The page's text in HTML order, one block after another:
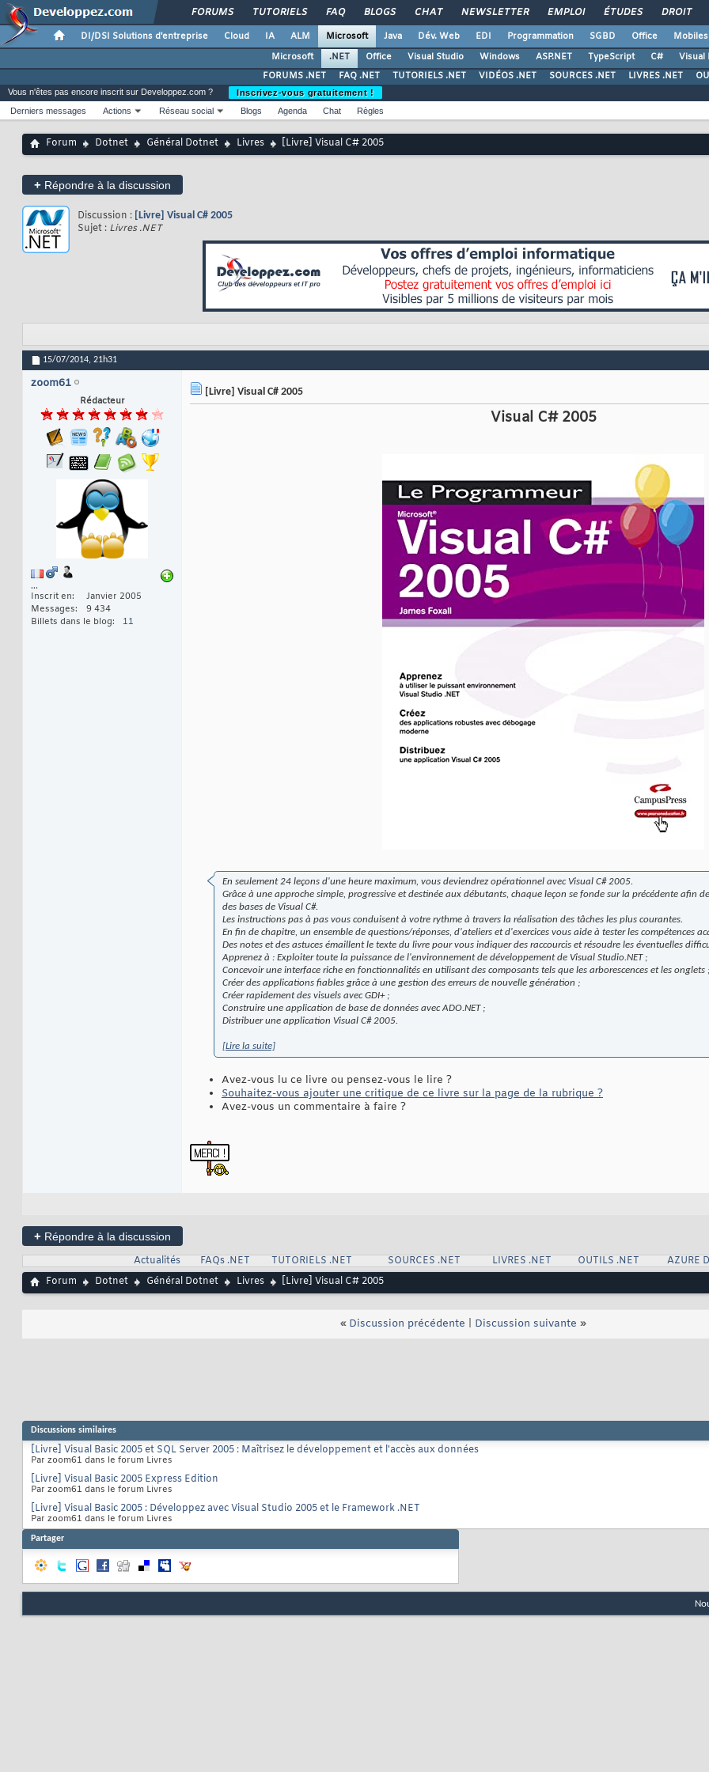
FORUMS TUTORIELS FAQ BLOGS CHAT NEWSLETTER EMPLOI ÉTUDES DROIT
DI/DSI Solutions d'entreprise Cloud IA ALM Microsoft Java Dév. Web EDI Programmation SGBD Office
Mobiles
Microsoft
.NET Office Visual Studio Windows ASP.NET TypeScript C#
Visual
FORUMS .NET
FAQ .NET TUTORIELS .NET VIDÉOS .NET SOURCES .NET LIVRES .NET
Vous n'êtes pas encore inscrit sur Developpez.com ?
Inscrivez-vous gratuitement !
Derniers messages
Actions Réseau social Blogs Agenda Chat Règles
Forum Dotnet Général Dotnet Livres [Livre] Visual C# 2005
+ Répondre à la discussion
Discussion : [Livre] Visual C# 2005
Sujet : Livres .NET
15/07/2014, 21h31
zoom61
Rédacteur
...
Inscrit en
Janvier 2005
Messages
9 434
Billets dans le blog
11
[Livre] Visual C# 2005
Visual C# 2005
En seulement 24 leçons d'une heure maximum, vous deviendrez opérationnel avec Visual C# 2005.
Grâce à une approche simple, progressive et destinée aux débutants, chaque leçon se fonde sur la précédente afin
des bases de Visual C#.
Les instructions pas à pas vous conduisent à votre rythme à travers la réalisation des tâches les plus courantes.
En fin de chapitre, un ensemble de questions/réponses, d'ateliers et d'exercices vous aide à tester les compétences
Des notes et des astuces émaillent le texte du livre pour vous indiquer des raccourcis et résoudre les éventuelles
Apprenez à : Exploiter toute la puissance de l'environnement de développement de Visual Studio.NET ;
Concevoir une interface riche en fonctionnalités en utilisant des composants tels que les arborescences et les onglets ;
Créer des applications fiables grâce à une gestion des erreurs de nouvelle génération ;
Créer rapidement des visuels avec GDI+ ;
Construire une application de base de données avec ADO.NET ;
Distribuer une application Visual C# 2005.
[Lire la suite]
Avez-vous lu ce livre ou pensez-vous le lire ?
Souhaitez-vous ajouter une critique de ce livre sur la page de la rubrique ?
Avez-vous un commentaire à faire ?
+ Répondre à la discussion
Actualités
FAQs .NET TUTORIELS .NET SOURCES .NET LIVRES .NET OUTILS .NET
AZURE
Forum
Dotnet Général Dotnet Livres [Livre] Visual C# 2005
« Discussion précédente Discussion suivante »
Discussions similaires
[Livre] Visual Basic 2005 et SQL Server 2005 : Maîtrisez le développement et l'accès aux données
Par zoom61 dans le forum Livres
[Livre] Visual Basic 2005 Express Edition
Par zoom61 dans le forum Livres
[Livre] Visual Basic 2005 : Développez avec Visual Studio 2005 et le Framework .NET
Par zoom61 dans le forum Livres
Partager